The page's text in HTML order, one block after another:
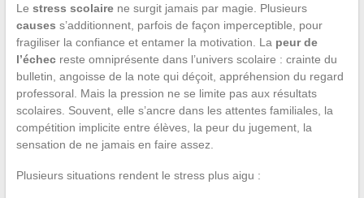
Le stress scolairene surgit jamais par magie. Plusieurs
causes s’additionnent, parfois de façon imperceptible, pour
fragiliser la confiance et entamer la motivation. La peur de
l’échecreste omniprésente dans l’univers scolaire : crainte du
bulletin, angoisse de la note qui déçoit, appréhension du regard
professoral. Mais la pression ne se limite pas aux résultats
scolaires. Souvent, elle s’ancre dans les attentes familiales, la
compétition implicite entre élèves, la peur du jugement, la
sensation de ne jamais en faire assez.
Plusieurs situations rendent le stress plus aigu :